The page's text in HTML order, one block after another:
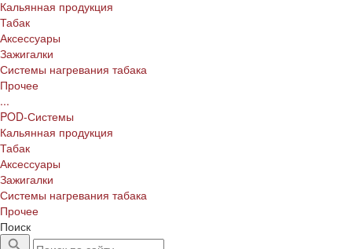
Кальянная продукция
Табак
Аксессуары
Зажигалки
Системы нагревания табака
Прочее
...
POD-Системы
Кальянная продукция
Табак
Аксессуары
Зажигалки
Системы нагревания табака
Прочее
Поиск